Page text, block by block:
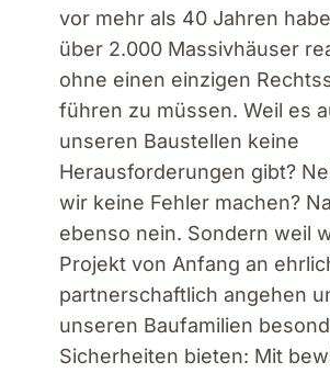
vor mehr als 40 Jahren
über 2.000 Massivhäuser
ohne einen einzigen
führen zu müssen. Weil es
unseren Baustellen keine
Herausforderungen gibt?
wir keine Fehler machen?
ebenso nein. Sondern weil
Projekt von Anfang an
partnerschaftlich angehen
unseren Baufamilien
Sicherheiten bieten: Mit